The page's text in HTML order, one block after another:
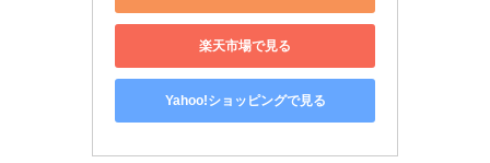
楽天市場で見る
Yahoo!ショッピングで見る